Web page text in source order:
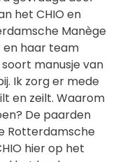
het CHIO en
Manège
en haar team
manusje van
Ik zorg er mede
en zeilt. Waarom
De paarden
Rotterdamsche
hier op het